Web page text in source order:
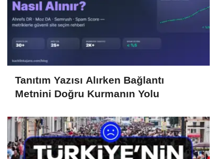
Tanıtım Yazısı Alırken Bağlantı
Metnini Doğru Kurmanın Yolu